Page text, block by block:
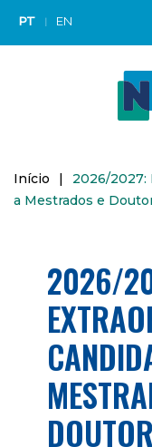
PT EN
Início |
2026/2027:
a Mestrados e
2026/